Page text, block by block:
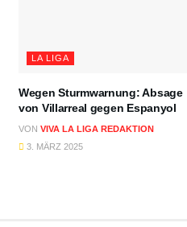
LA LIGA
Wegen Sturmwarnung: Absage
von Villarreal gegen Espanyol
VON VIVA LA LIGA REDAKTION
3. MÄRZ 2025